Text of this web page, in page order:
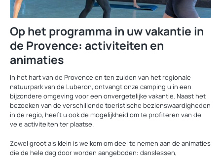
Op het programma in uw vakantie in
de Provence: activiteiten en
animaties
In het hart van de Provence en ten zuiden van het regionale
natuurpark van de Luberon, ontvangt onze camping u in een
bijzondere omgeving voor een onvergetelijke vakantie. Naast het
bezoeken van de verschillende toeristische bezienswaardigheden
in de regio, heeft u ook de mogelijkheid om te profiteren van de
vele activiteiten ter plaatse.
Zowel groot als klein is welkom om deel te nemen aan de animaties
die de hele dag door worden aangeboden: danslessen,